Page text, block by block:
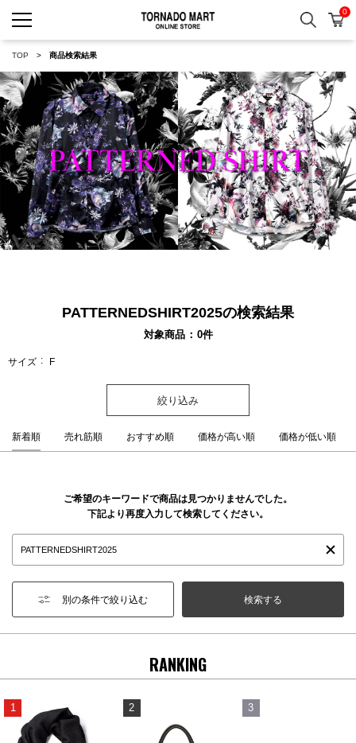
検索 カ
0
TOP 商品検索結果
PATTERNEDSHIRT2025の検索結果
対象商品 0件
サイズ F
絞り込み
新着順 売れ筋順 おすすめ順 価格が高い順 価格が低い順
ご希望のキーワードで商品は見つかりませんでした。
下記より再度入力して検索してください。
別の条件で絞り込む
RANKING
1 2 3